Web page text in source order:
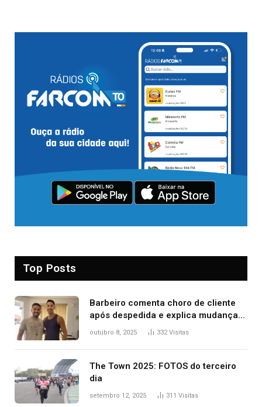
Top Posts
Barbeiro comenta choro de cliente
após despedida e explica mudança
para o TO: ‘Não esperava atingir
outubro 8, 2025 332Visitas
The Town 2025: FOTOS do terceiro
dia
setembro 12, 2025 311 Visitas